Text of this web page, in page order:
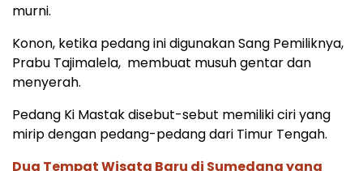
murni.
Konon, ketika pedang ini digunakan Sang Pemiliknya,
Prabu Tajimalela, membuat musuh gentar dan
menyerah.
Pedang Ki Mastak disebut-sebut memiliki ciri yang
mirip dengan pedang-pedang dari Timur Tengah.
Dua Tempat Wisata Baru di Sumedang yang